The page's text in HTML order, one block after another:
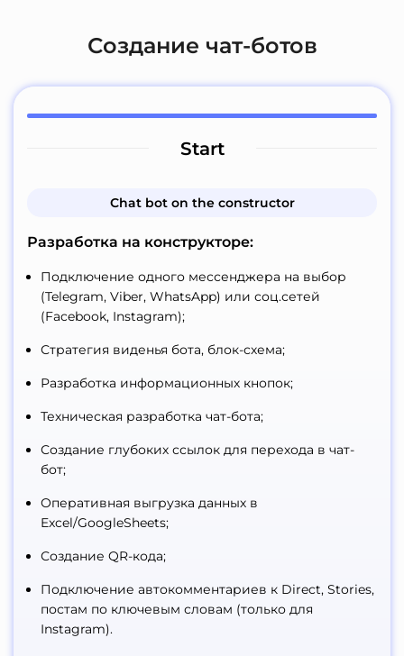
Создание чат-ботов
Start
Сhat bot on the constructor
Разработка на конструкторе:
Подключение одного мессенджера на выбор
(Telegram, Viber, WhatsApp) или соц.сетей
(Facebook, Instagram);
Стратегия виденья бота, блок-схема;
Разработка информационных кнопок;
Техническая разработка чат-бота;
Создание глубоких ссылок для перехода в чат-
бот;
Оперативная выгрузка данных в
Excel/GoogleSheets;
Создание QR-кода;
Подключение автокомментариев к Direct, Stories,
постам по ключевым словам (только для
Instagram).